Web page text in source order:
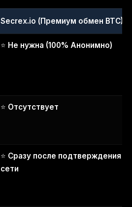
Secrex.io (Премиум обмен BTC)
⭐ Не нужна (100% Анонимно)
⭐ Отсутствует
⭐ Сразу после подтверждения
сети